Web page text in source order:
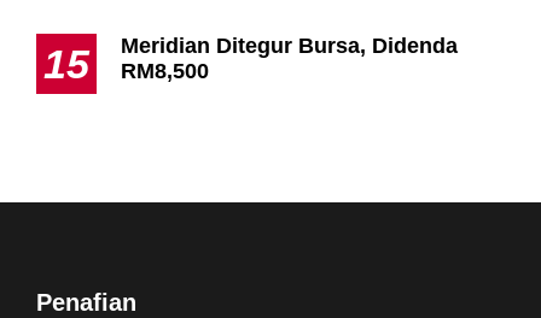
15
Meridian Ditegur Bursa, Didenda
RM8,500
Penafian